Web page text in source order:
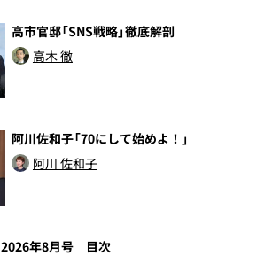
高市官邸「SNS戦略」徹底解剖
高木 徹
阿川佐和子「70にして始めよ！」
阿川 佐和子
2026年8月号 目次